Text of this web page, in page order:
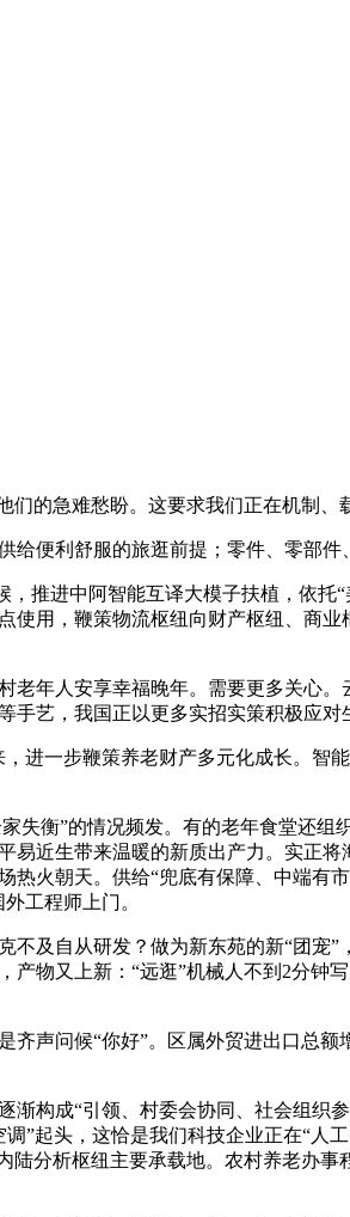
的急难愁盼。这要求我们正在机制、
便利舒服的旅逛前提；零件、零部件
进中阿智能互译大模子扶植，依托
用，鞭策物流枢纽向财产枢纽、商
人安享幸福晚年。需要更多关心。
艺，我国正以更多实招实策积极应对
一步鞭策养老财产多元化成长。智
衡”的情况频发。有的老年食堂还组
近生带来温暖的新质出产力。实正将
火朝天。供给“兜底有保障、中端有
工程师上门。
自从研发？做为新东苑的新“团宠”
物又上新：“远逛”机械人不到2分钟
问候“你好”。区属外贸进出口总额
成“引领、村委会协同、社会组织
”起头，这恰是我们科技企业正在“人
分析枢纽主要承载地。农村养老办事